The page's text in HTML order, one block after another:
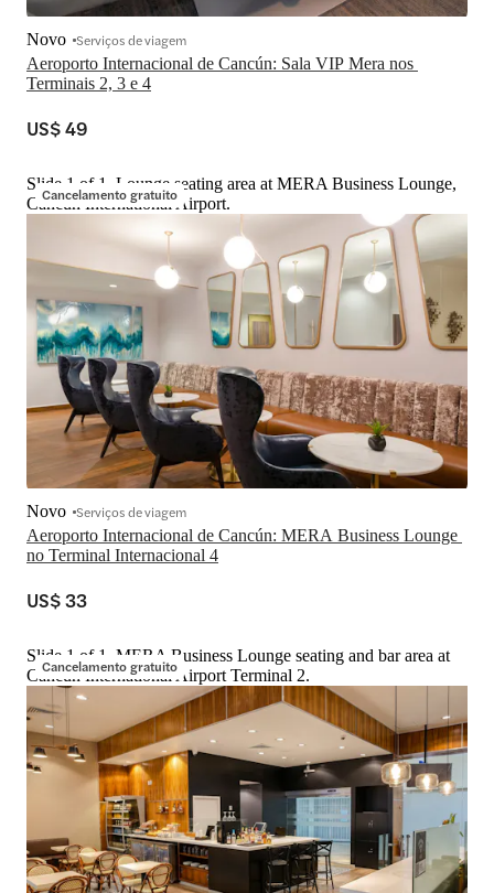
Aeroporto Internacional de Cancún: Sala VIP Mera nos
Terminais 2, 3 e 4
Novo Serviços de viagem
US$ 49
Cancelamento gratuito
Slide 1 of 1, Lounge seating area at MERA Business Lounge,
Cancun International Airport.
Aeroporto Internacional de Cancún: MERA Business Lounge
no Terminal Internacional 4
Novo Serviços de viagem
US$ 33
Cancelamento gratuito
Slide 1 of 1, MERA Business Lounge seating and bar area at
Cancún International Airport Terminal 2.